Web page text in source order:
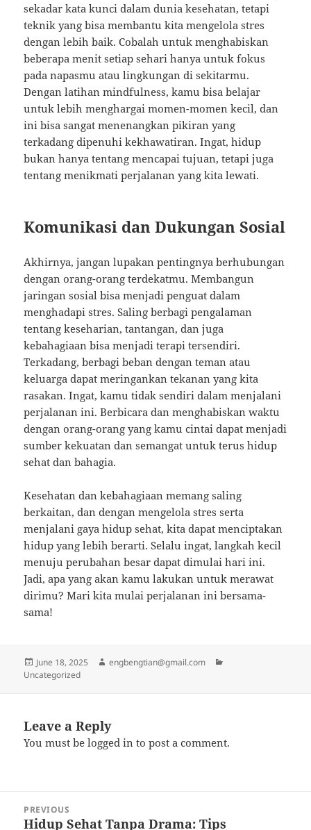
sekadar kata kunci dalam dunia kesehatan, tetapi
teknik yang bisa membantu kita mengelola stres
dengan lebih baik. Cobalah untuk menghabiskan
beberapa menit setiap sehari hanya untuk fokus
pada napasmu atau lingkungan di sekitarmu.
Dengan latihan mindfulness, kamu bisa belajar
untuk lebih menghargai momen-momen kecil, dan
ini bisa sangat menenangkan pikiran yang
terkadang dipenuhi kekhawatiran. Ingat, hidup
bukan hanya tentang mencapai tujuan, tetapi juga
tentang menikmati perjalanan yang kita lewati.
Komunikasi dan Dukungan Sosial
Akhirnya, jangan lupakan pentingnya berhubungan
dengan orang-orang terdekatmu. Membangun
jaringan sosial bisa menjadi penguat dalam
menghadapi stres. Saling berbagi pengalaman
tentang keseharian, tantangan, dan juga
kebahagiaan bisa menjadi terapi tersendiri.
Terkadang, berbagi beban dengan teman atau
keluarga dapat meringankan tekanan yang kita
rasakan. Ingat, kamu tidak sendiri dalam menjalani
perjalanan ini. Berbicara dan menghabiskan waktu
dengan orang-orang yang kamu cintai dapat menjadi
sumber kekuatan dan semangat untuk terus hidup
sehat dan bahagia.
Kesehatan dan kebahagiaan memang saling
berkaitan, dan dengan mengelola stres serta
menjalani gaya hidup sehat, kita dapat menciptakan
hidup yang lebih berarti. Selalu ingat, langkah kecil
menuju perubahan besar dapat dimulai hari ini.
Jadi, apa yang akan kamu lakukan untuk merawat
dirimu? Mari kita mulai perjalanan ini bersama-
sama!
Posted
on
June 18, 2025 Author
engbengtian@gmail.com
Uncategorized
Leave a Reply
You must belogged in to post a comment.
navigation
PREVIOUS
Previous
Hidup Sehat Tanpa Drama: Tips